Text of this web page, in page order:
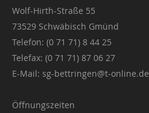
Wolf-Hirth-Straße 55
73529 Schwäbisch Gmünd
Telefon: (0 71 71) 8 44 25
Telefax: (0 71 71) 87 06 27
E-Mail: sg-bettringen@t-online.de
Öffnungszeiten